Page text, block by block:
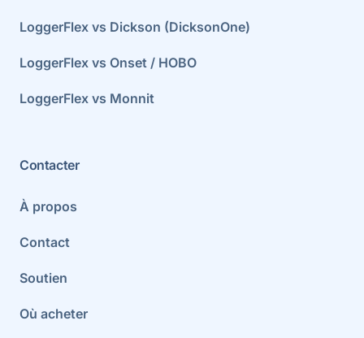
LoggerFlex vs Dickson (DicksonOne)
LoggerFlex vs Onset / HOBO
LoggerFlex vs Monnit
Contacter
À propos
Contact
Soutien
Où acheter